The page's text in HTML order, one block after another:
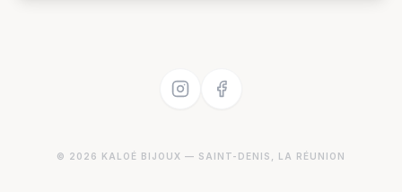
© 2026 KALOÉ BIJOUX — SAINT-DENIS, LA RÉUNION